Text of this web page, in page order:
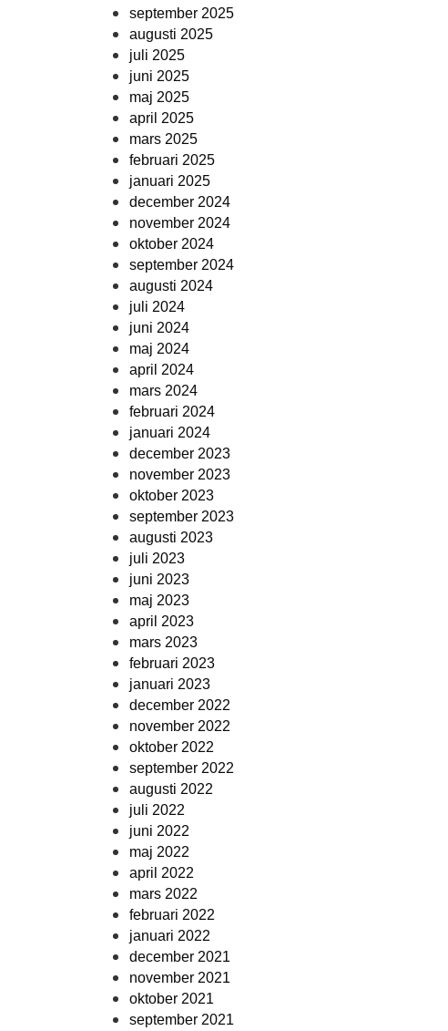
september 2025
augusti 2025
juli 2025
juni 2025
maj 2025
april 2025
mars 2025
februari 2025
januari 2025
december 2024
november 2024
oktober 2024
september 2024
augusti 2024
juli 2024
juni 2024
maj 2024
april 2024
mars 2024
februari 2024
januari 2024
december 2023
november 2023
oktober 2023
september 2023
augusti 2023
juli 2023
juni 2023
maj 2023
april 2023
mars 2023
februari 2023
januari 2023
december 2022
november 2022
oktober 2022
september 2022
augusti 2022
juli 2022
juni 2022
maj 2022
april 2022
mars 2022
februari 2022
januari 2022
december 2021
november 2021
oktober 2021
september 2021